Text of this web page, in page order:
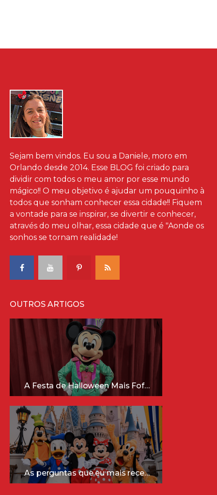
Sejam bem vindos. Eu sou a Daniele, moro em
Orlando desde 2014. Esse BLOG foi criado para
dividir com todos o meu amor por esse mundo
mágico!! O meu objetivo é ajudar um pouquinho à
todos que sonham conhecer essa cidade!! Fiquem
a vontade para se inspirar, se divertir e conhecer,
através do meu olhar, essa cidade que é "Aonde os
sonhos se tornam realidade!
OUTROS ARTIGOS
A Festa de Halloween Mais Fofa da Disney Está Chegando!
As perguntas que eu mais recebo sobre a Disney (e as respostas mais sinceras!)